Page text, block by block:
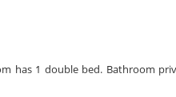
has 1 double bed. Bathroom